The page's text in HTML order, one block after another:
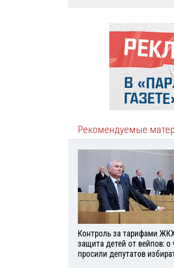
Рекомендуемые
Контроль за тарифами
защита детей от вейпов: о
просили депутатов